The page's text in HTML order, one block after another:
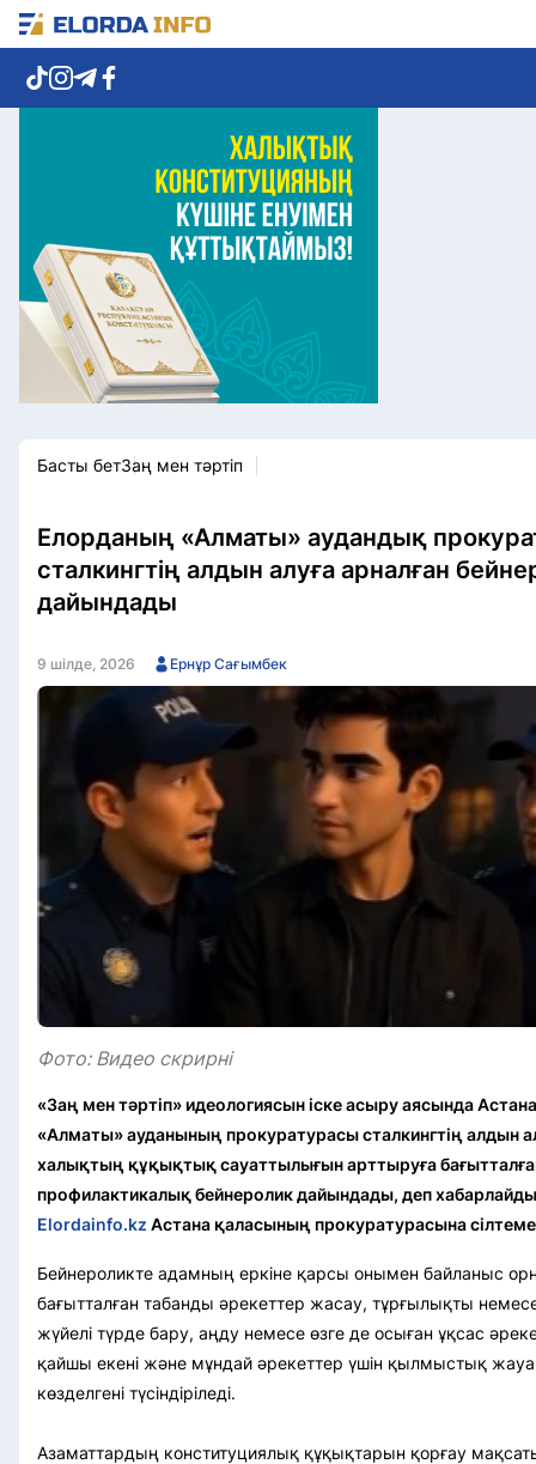
Елорда жаңалықтары
Көзқарас
Саясат
Видео
Әлеумет
Экономика
Спорт
Мәдениет
Басты бетЗаң мен тәртіп
Елорданың «Алматы» аудандық
сталкингтің алдын алуға арналған
дайындады
9 шілде, 2026 Ернұр Сағымбек
Фото: Видео скрирні
«Заң мен тәртіп» идеологиясын іске асыру аясында
«Алматы» ауданының прокуратурасы сталкингтің алдын
халықтың құқықтық сауаттылығын арттыруға
профилактикалық бейнеролик дайындады, деп хабарлайды
Elordainfo.kz Астана қаласының прокуратурасына
Бейнероликте адамның еркіне қарсы онымен байланыс
бағытталған табанды әрекеттер жасау, тұрғылықты
жүйелі түрде бару, аңду немесе өзге де осыған ұқсас
қайшы екені және мұндай әрекеттер үшін қылмыстық
көзделгені түсіндіріледі.
Азаматтардың конституциялық құқықтарын қорғау